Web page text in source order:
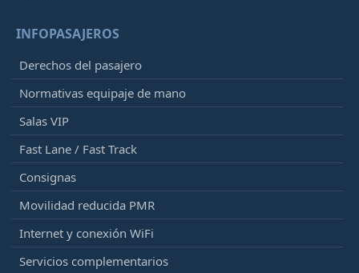
INFOPASAJEROS
Derechos del pasajero
Normativas equipaje de mano
Salas VIP
Fast Lane / Fast Track
Consignas
Movilidad reducida PMR
Internet y conexión WiFi
Servicios complementarios